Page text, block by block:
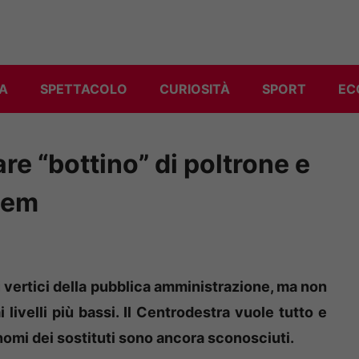
SPETTACOLO CURIOSITÀ SPORT
“bottino” di poltrone e
della pubblica amministrazione, ma non
livelli più bassi. Il Centrodestra vuole tutto e
dei sostituti sono ancora sconosciuti.